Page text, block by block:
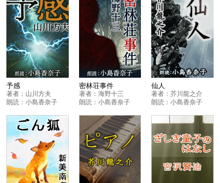
予感
著者： 山川方夫
朗読：小島香奈子
密林荘事件
著者： 海野十三
朗読： 小島香奈子
仙人
著者：芥川龍之介
朗読：小島香奈子